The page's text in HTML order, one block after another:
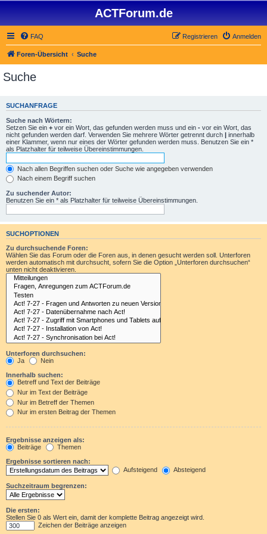
ACTForum.de
FAQ Anmelden
Registrieren
Foren-Übersicht Suche
Suche
SUCHANFRAGE
Suche nach Wörtern:
Setzen Sie ein + vor ein Wort, das gefunden werden muss und ein - vor ein Wort, das
nicht gefunden werden darf. Verwenden Sie mehrere Wörter getrennt durch | innerhalb
einer Klammer, wenn nur eines der Wörter gefunden werden muss. Benutzen Sie ein *
als Platzhalter für teilweise Übereinstimmungen.
Nach allen Begriffen suchen oder Suche wie angegeben verwenden
Nach einem Begriff suchen
Zu suchender Autor:
Benutzen Sie ein * als Platzhalter für teilweise Übereinstimmungen.
SUCHOPTIONEN
Zu durchsuchende Foren:
Wählen Sie das Forum oder die Foren aus, in denen gesucht werden soll. Unterforen
werden automatisch mit durchsucht, sofern Sie die Option „Unterforen durchsuchen“
unten nicht deaktivieren.
Unterforen durchsuchen:
Ja
Nein
Innerhalb suchen:
Betreff und Text der Beiträge
Nur im Text der Beiträge
Nur im Betreff der Themen
Nur im ersten Beitrag der Themen
Ergebnisse anzeigen als:
Beiträge
Themen
Ergebnisse sortieren nach:
Aufsteigend
Absteigend
Suchzeitraum begrenzen:
Die ersten:
Stellen Sie 0 als Wert ein, damit der komplette Beitrag angezeigt wird.
Zeichen der Beiträge anzeigen